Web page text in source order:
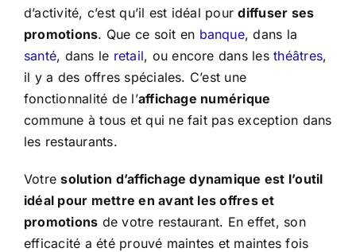
d’activité, c’est qu’il est idéal pourdiffuser ses
promotions. Que ce soit en banque, dans la
santé, dans le retail, ou encore dans lesthéâtres,
il y a des offres spéciales. C’est une
fonctionnalité de l’affichage numérique
commune à tous et qui ne fait pas exception dans
les restaurants.
Votresolution d’affichage dynamique est l’outil
idéal pour mettre en avant les offres et
promotions de votre restaurant. En effet, son
efficacité a été prouvé maintes et maintes fois